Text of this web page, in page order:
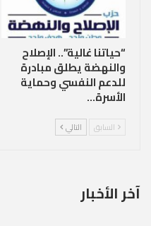
“حياتنا غالية”.. الإصلاح
والنهضة يطلق مبادرة
للدعم النفسي وحماية
الأسرة…
السابق التالي
آخر الأخبار